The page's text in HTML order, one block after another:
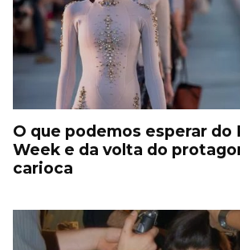
O que podemos esperar do
Week e da volta do
carioca